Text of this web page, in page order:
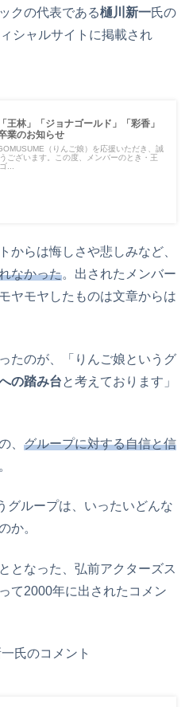
クの代表である樋川新一氏の
シャルサイトに掲載され
王林」「ジョナゴールド」「彩香」
業のお知らせ
（りんご娘）を応援いただき、誠
ございます。この度、メンバーのとき・王
...
からは悔しさや悲しみなど、
なかった。出されたメンバー
ヤモヤしたものは文章からは
たのが、「りんご娘というグ
の踏み台と考えております」
、 グループに対する自信と信
グループは、いったいどんな
か。
となった、弘前アクターズス
て2000年に出されたコメン
氏のコメント